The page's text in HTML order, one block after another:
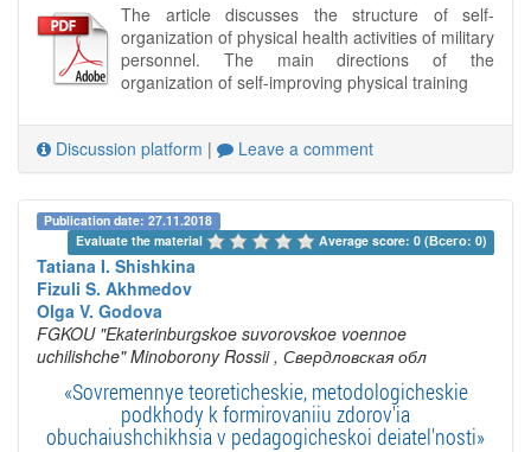
The article discusses the structure of self-
organization of physical health activities of military
personnel. The main directions of the
organization of self-improving physical training
Discussion platform | Leave a comment
Publication date: 27.11.2018
Evaluate the material
Average score: 0 (Всего: 0)
Tatiana I. Shishkina
Fizuli S. Akhmedov
Olga V. Godova
FGKOU "Ekaterinburgskoe suvorovskoe voennoe
uchilishche" Minoborony Rossii , Свердловская обл
«Sovremennye teoreticheskie, metodologicheskie
podkhody k formirovaniiu zdorov'ia
obuchaiushchikhsia v pedagogicheskoi deiatel'nosti»